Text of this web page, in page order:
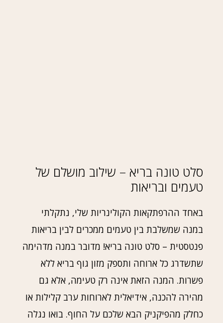
סלט טונה בריא – שילוב מושלם של
טעמים ובריאות
באחד ההרפתקאות הקולינריות שלי, נתקלתי
במנה שמשלבת בין טעמים ממכרים לבין בריאות
פנטסטית – סלט טונה בריא! מדובר במנה מדהימה
שתשדרג כל ארוחה ותספק מזון גוף בריא ללא
פשרות. המנה הזאת אינה רק טעימה, אלא גם
מהירה להכנה, אידיאלית לארוחות ערב קלילות או
כחלק מהפיקניק הבא שלכם על החוף. בואו נגלה